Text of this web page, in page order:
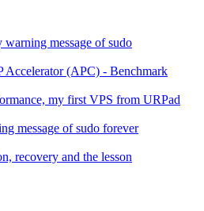
message of sudo
(APC) - Benchmark
my first VPS from URPad
message of sudo forever
recovery and the lesson